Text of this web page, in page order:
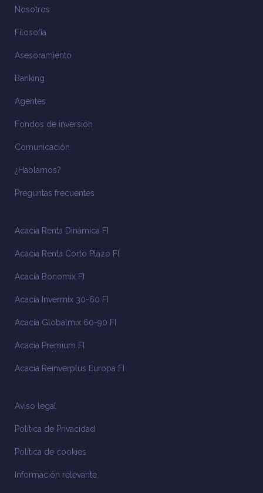
Nosotros
Filosofía
Asesoramiento
Banking
Agentes
Fondos de inversión
Comunicación
¿Hablamos?
Preguntas frecuentes
Acacia Renta Dinámica FI
Acacia Renta Corto Plazo FI
Acacia Bonomix FI
Acacia Invermix 30-60 FI
Acacia Globalmix 60-90 FI
Acacia Premium FI
Acacia Reinverplus Europa FI
Aviso legal
Política de Privacidad
Política de cookies
Información relevante